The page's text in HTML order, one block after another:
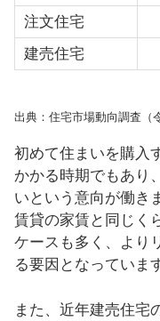
注文住宅
建売住宅
出典：住宅市場動向調査（
初めて住まいを購入
かかる時期でもあり
いという意向が働き
賃貸の家賃と同じく
ケースも多く、より
る要因となっていま
また、近年建売住宅